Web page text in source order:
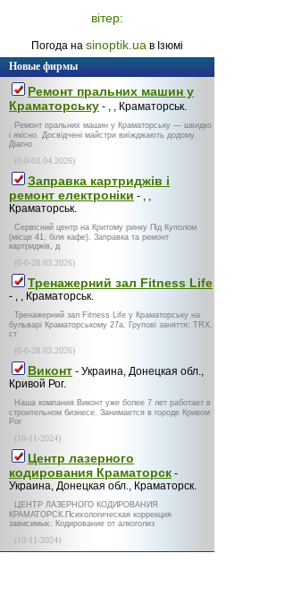
вітер:
Погода на sinoptik.ua в Ізюмі
Новые фирмы
Ремонт пральних машин у
Краматорську - , , Краматорськ.
Ремонт пральних машин у Краматорську — швидко
і якісно. Досвідчені майстри виїжджають додому.
Діагно
(0-0-03.04.2026)
Заправка картриджів і
ремонт електроніки - , ,
Краматорськ.
Сервісний центр на Критому ринку Під Куполом
(місце 41, біля кафе). Заправка та ремонт
картриджів, д
(0-0-28.03.2026)
Тренажерний зал Fitness Life
- , , Краматорськ.
Тренажерний зал Fitness Life у Краматорську на
бульварі Краматорському 27а. Групові заняття: TRX,
ст
(0-0-28.03.2026)
Виконт - Украина, Донецкая обл.,
Кривой Рог.
Наша компания Виконт уже более 7 лет работает в
строительном бизнесе. Занимается в городе Кривом
Рог
(10-11-2024)
Центр лазерного
кодирования Краматорск -
Украина, Донецкая обл., Краматорск.
ЦЕНТР ЛАЗЕРНОГО КОДИРОВАНИЯ
КРАМАТОРСК.Психологическая коррекция
зависимых. Кодирование от алкоголиз
(10-11-2024)